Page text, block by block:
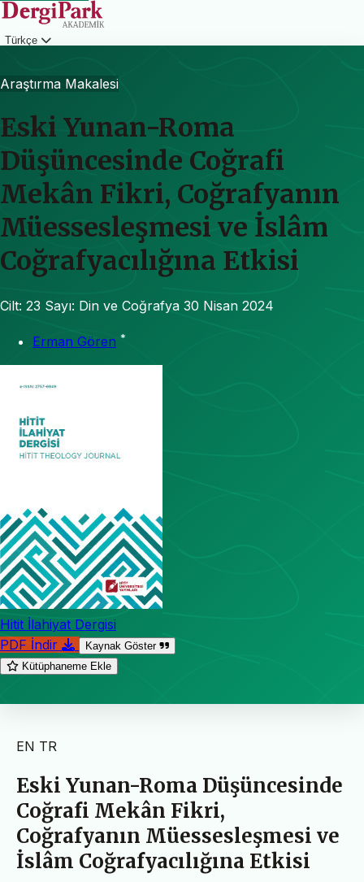
Türkçe
Araştırma Makalesi
Eski Yunan-Roma
Düşüncesinde Coğrafi
Mekân Fikri, Coğrafyanın
Müessesleşmesi ve İslâm
Coğrafyacılığına Etkisi
Cilt: 23 Sayı: Din ve Coğrafya 30 Nisan 2024
Erman Gören *
Hitit İlahiyat Dergisi
PDF İndir
Kaynak Göster
Kütüphaneme Ekle
EN TR
Eski Yunan-Roma Düşüncesinde
Coğrafi Mekân Fikri,
Coğrafyanın Müessesleşmesi ve
İslâm Coğrafyacılığına Etkisi